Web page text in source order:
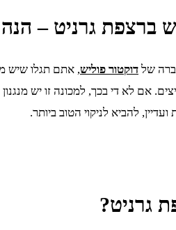
ברצפת גרניט –
של דוקטור פוליש, אתם תגלו שיש
אם לא די בכך, למכונה זו יש
להביא לניקוי הטוב ביותר.
גרניט?